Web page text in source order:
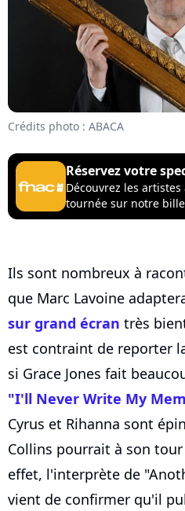
Crédits photo : ABACA
Réservez votre
Découvrez les
tournée sur notre
Ils sont nombreux à
que Marc Lavoine
sur grand écran très
est contraint de reporter
si Grace Jones fait
"I'll Never Write My
Cyrus et Rihanna sont
Collins pourrait à son
effet, l'interprète de
vient de confirmer qu'il